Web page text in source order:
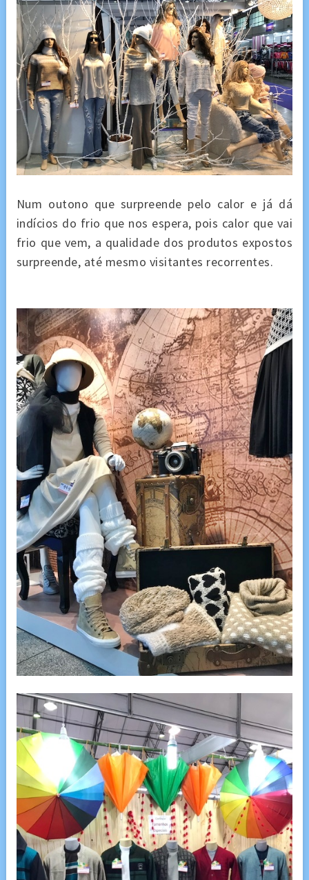
Num outono que surpreende pelo calor e já dá
indícios do frio que nos espera, pois calor que vai
frio que vem, a qualidade dos produtos expostos
surpreende, até mesmo visitantes recorrentes.